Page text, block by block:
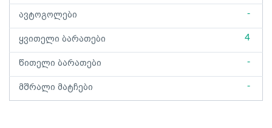
ავტოგოლები -
ყვითელი ბარათები 4
წითელი ბარათები -
მშრალი მატჩები -